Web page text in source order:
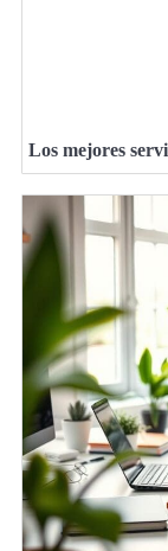
Los mejores